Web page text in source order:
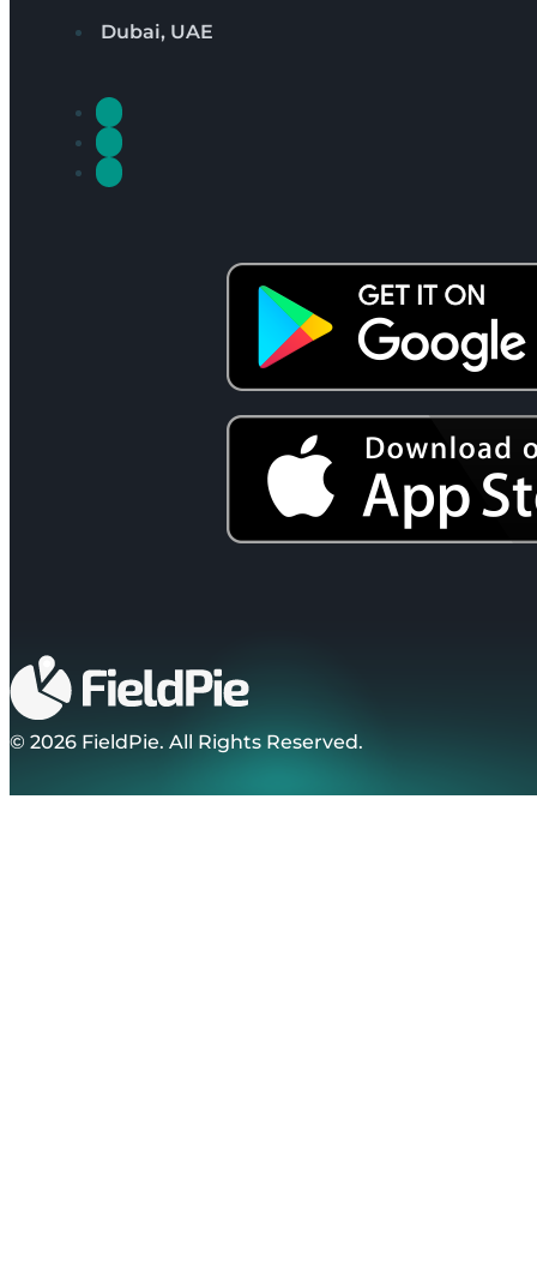
Dubai, UAE
© 2026 FieldPie. All Rights Reserved.